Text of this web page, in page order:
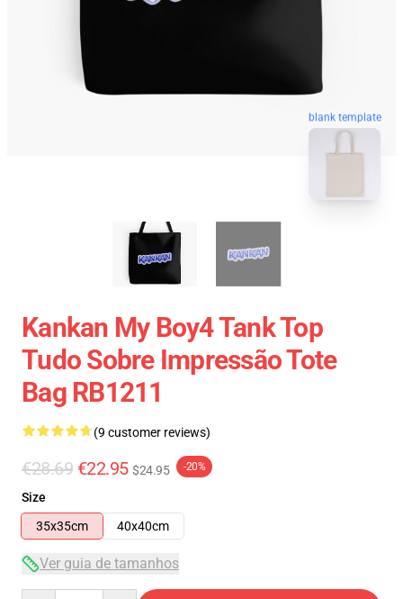
blank template
Kankan My Boy4 Tank Top
Tudo Sobre Impressão Tote
Bag RB1211
(9 customer reviews)
€28.69 €22.95 $24.95 -20%
Size
35x35cm
40x40cm
Ver guia de tamanhos